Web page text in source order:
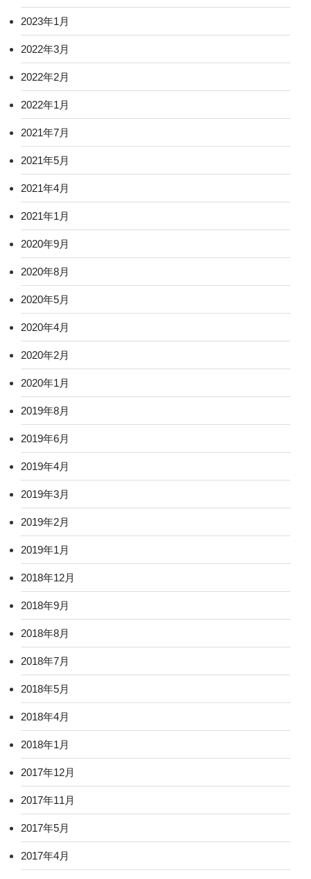
2023年1月
2022年3月
2022年2月
2022年1月
2021年7月
2021年5月
2021年4月
2021年1月
2020年9月
2020年8月
2020年5月
2020年4月
2020年2月
2020年1月
2019年8月
2019年6月
2019年4月
2019年3月
2019年2月
2019年1月
2018年12月
2018年9月
2018年8月
2018年7月
2018年5月
2018年4月
2018年1月
2017年12月
2017年11月
2017年5月
2017年4月